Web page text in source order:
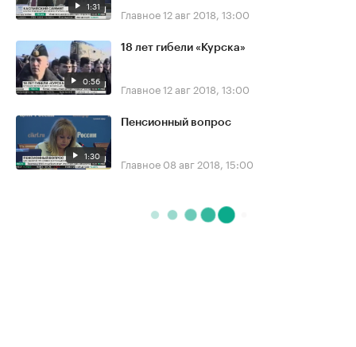
1:31 Главное12 авг 2018, 13:00
0:56
18 лет гибели «Курска»
Главное12 авг 2018, 13:00
1:30
Пенсионный вопрос
Главное 08 авг 2018, 15:00